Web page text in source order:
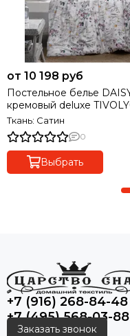
от 10 198 руб
Постельное белье DAISY
кремовый deluxe TIVOLYO
HOME Турция
Ткань: Сатин
0
Выбрать
+7 (916) 268-84-48
+7 (495) 568-03-88
Заказать звонок